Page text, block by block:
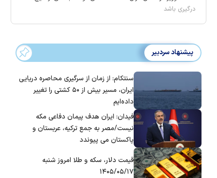
درگیری باشد
پیشنهاد سردبیر
سنتکام: از زمان از سرگیری محاصره دریایی
ایران، مسیر بیش از ۵۰ کشتی را تغییر
داده‌ایم
فیدان: ایران هدف پیمان دفاعی مکه
نیست/مصر به جمع ترکیه، عربستان و
پاکستان می پیوندد
قیمت دلار، سکه و طلا امروز شنبه
۱۴۰۵/۰۵/۱۷